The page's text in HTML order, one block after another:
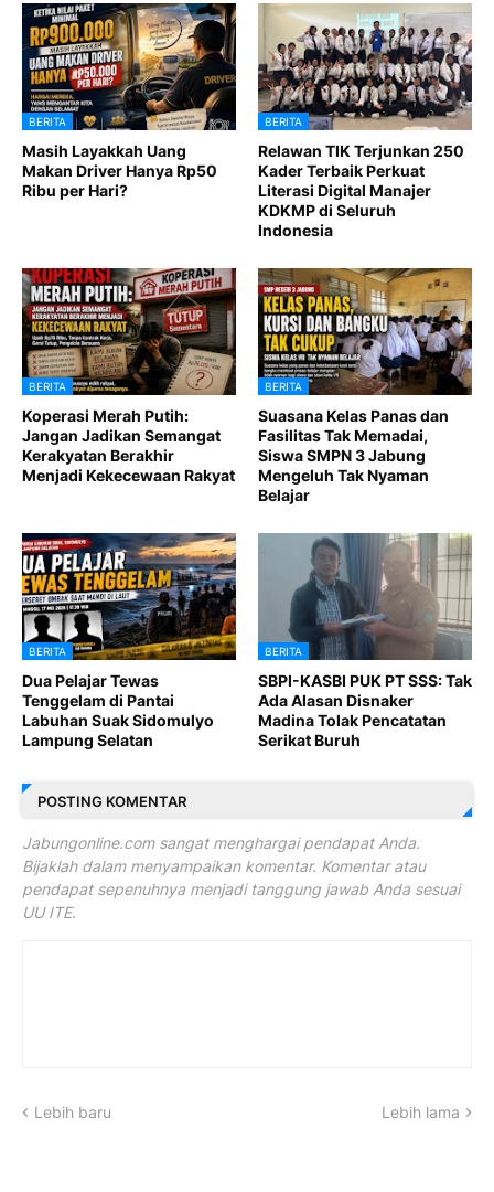
BERITA
Masih Layakkah Uang
Makan Driver Hanya Rp50
Ribu per Hari?
BERITA
Relawan TIK Terjunkan 250
Kader Terbaik Perkuat
Literasi Digital Manajer
KDKMP di Seluruh
Indonesia
BERITA
Koperasi Merah Putih:
Jangan Jadikan Semangat
Kerakyatan Berakhir
Menjadi Kekecewaan Rakyat
BERITA
Suasana Kelas Panas dan
Fasilitas Tak Memadai,
Siswa SMPN 3 Jabung
Mengeluh Tak Nyaman
Belajar
BERITA
Dua Pelajar Tewas
Tenggelam di Pantai
Labuhan Suak Sidomulyo
Lampung Selatan
BERITA
SBPI-KASBI PUK PT SSS: Tak
Ada Alasan Disnaker
Madina Tolak Pencatatan
Serikat Buruh
POSTING KOMENTAR
Jabungonline.com sangat menghargai pendapat Anda.
Bijaklah dalam menyampaikan komentar. Komentar atau
pendapat sepenuhnya menjadi tanggung jawab Anda sesuai
UU ITE.
Lebih baru Lebih lama